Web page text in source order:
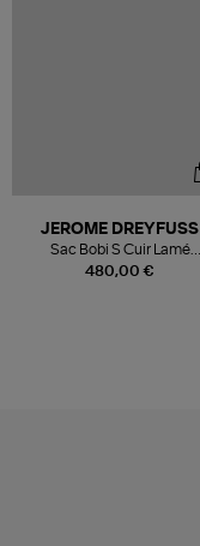
480,00 €
JEROME DREYFUSS
Sac Bobi S Cuir Lamé
Champagne